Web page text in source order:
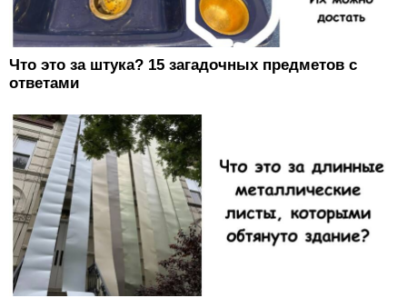
Что это за штука? 15 загадочных предметов с
ответами